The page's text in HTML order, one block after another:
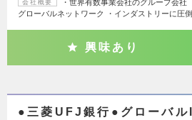
会社概要
・世界有数事業会社のグループ会社
グローバルネットワーク ・インダストリーに圧
興味あり
●三菱UFJ銀行●グローバル